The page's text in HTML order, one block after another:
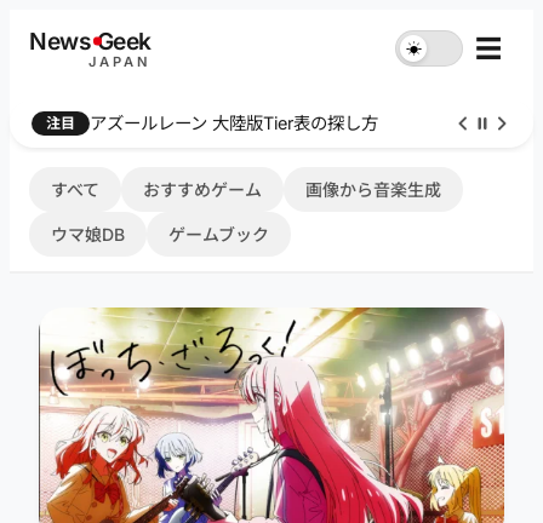
NewsGeek
JAPAN
☀︎ ☰
注目 Farthest Frontier 序盤攻略
すべて おすすめゲーム 画像から音楽生成
ウマ娘DB ゲームブック